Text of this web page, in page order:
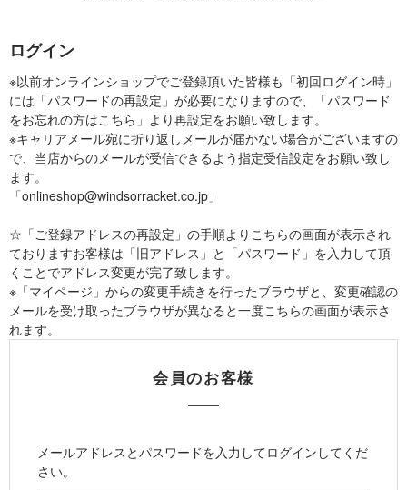
ログイン
※以前オンラインショップでご登録頂いた皆様も「初回ログイン時」
には「パスワードの再設定」が必要になりますので、「パスワード
をお忘れの方はこちら」より再設定をお願い致します。
※キャリアメール宛に折り返しメールが届かない場合がございますの
で、当店からのメールが受信できるよう指定受信設定をお願い致し
ます。
「onlineshop@windsorracket.co.jp」
☆「ご登録アドレスの再設定」の手順よりこちらの画面が表示され
ておりますお客様は「旧アドレス」と「パスワード」を入力して頂
くことでアドレス変更が完了致します。
※「マイページ」からの変更手続きを行ったブラウザと、変更確認の
メールを受け取ったブラウザが異なると一度こちらの画面が表示さ
れます。
会員のお客様
メールアドレスとパスワードを入力してログインしてくだ
さい。